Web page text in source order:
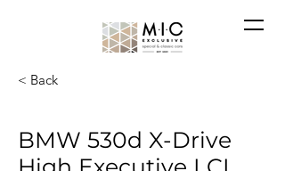
< Back
BMW 530d X-Drive